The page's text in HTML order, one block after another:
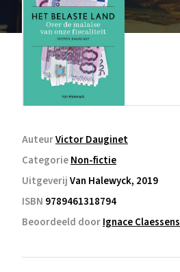
AuteurVictor Dauginet
CategorieNon-fictie
UitgeverijVan Halewyck, 2019
ISBN 9789461318794
Beoordeeld doorIgnace Claessens